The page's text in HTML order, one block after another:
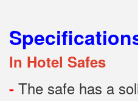
In Hotel Safes
- The safe has a